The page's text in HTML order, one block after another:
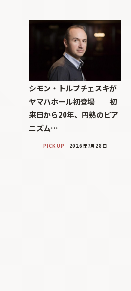
シモン・トルプチェスキが
ヤマハホール初登場──初
来日から20年、円熟のピア
ニズム…
PICK UP 2026年7月28日